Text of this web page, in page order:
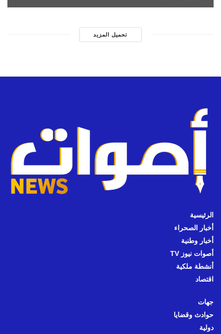
تحميل المزيد
الرئيسية
أخبار الصحراء
أخبار وطنية
أصوات نيوز TV
أنشطة ملكية
اقتصاد
جهات
حوادث وقضايا
دولية